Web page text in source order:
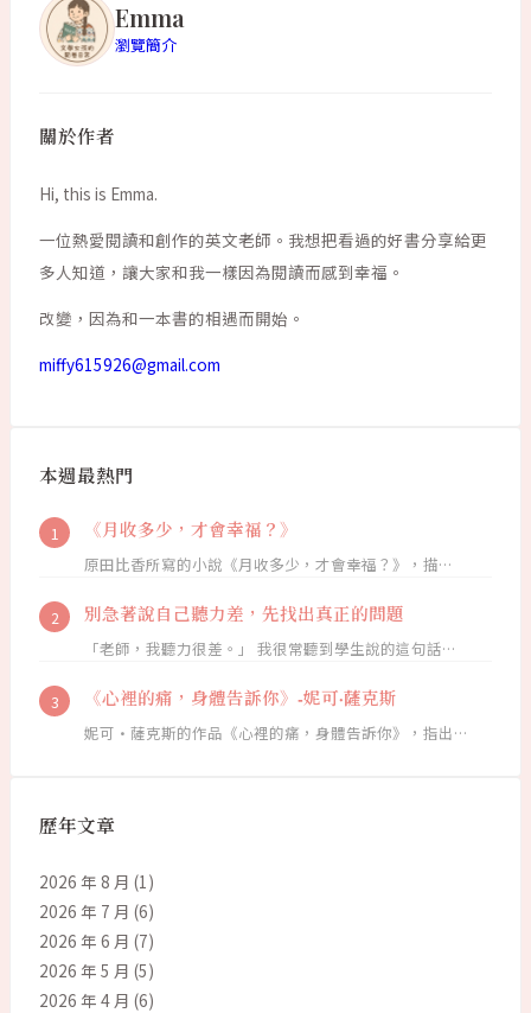
Emma
瀏覽簡介
關於作者
Hi, this is Emma.
一位熱愛閱讀和創作的英文老師。我想把看過的好書分享給更
多人知道，讓大家和我一樣因為閱讀而感到幸福。
改變，因為和一本書的相遇而開始。
miffy615926@gmail.com
本週最熱門
《月收多少，才會幸福？》
原田比香所寫的小說《月收多少，才會幸福？》，描…
別急著說自己聽力差，先找出真正的問題
「老師，我聽力很差。」 我很常聽到學生說的這句話…
《心裡的痛，身體告訴你》-妮可·薩克斯
妮可·薩克斯的作品《心裡的痛，身體告訴你》，指出…
歷年文章
2026 年 8 月 (1)
2026 年 7 月 (6)
2026 年 6 月 (7)
2026 年 5 月 (5)
2026 年 4 月 (6)